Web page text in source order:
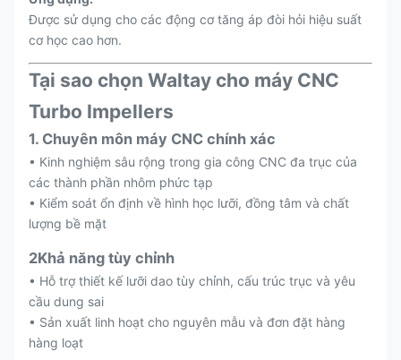
Được sử dụng cho các động cơ tăng áp đòi hỏi hiệu suất
cơ học cao hơn.
Tại sao chọn Waltay cho máy CNC
Turbo Impellers
1. Chuyên môn máy CNC chính xác
• Kinh nghiệm sâu rộng trong gia công CNC đa trục của
các thành phần nhôm phức tạp
• Kiểm soát ổn định về hình học lưỡi, đồng tâm và chất
lượng bề mặt
2Khả năng tùy chỉnh
• Hỗ trợ thiết kế lưỡi dao tùy chỉnh, cấu trúc trục và yêu
cầu dung sai
• Sản xuất linh hoạt cho nguyên mẫu và đơn đặt hàng
hàng loạt